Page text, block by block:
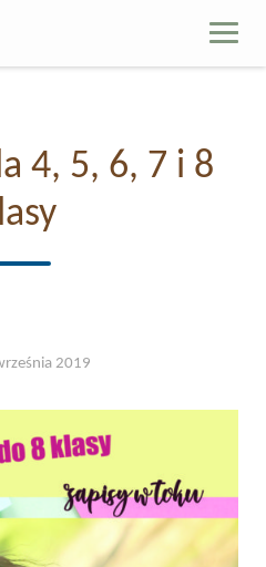
4, 5, 6, 7 i 8
2019